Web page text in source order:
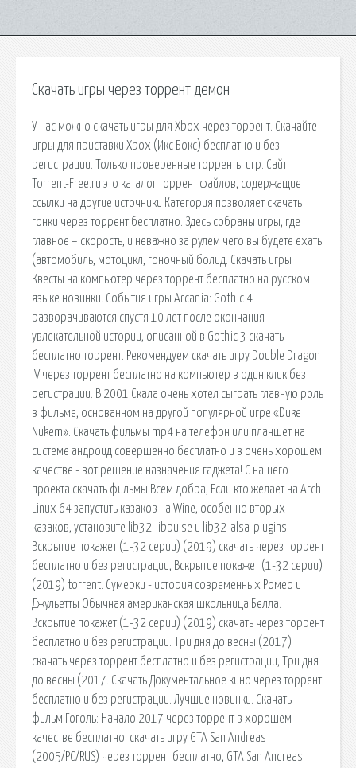
Скачать игры через торрент демон
У нас можно скачать игры для Xbox через торрент. Скачайте
игры для приставки Xbox (Икс Бокс) бесплатно и без
регистрации. Только проверенные торренты игр. Сайт
Torrent-Free.ru это каталог торрент файлов, содержащие
ссылки на другие источники Категория позволяет скачать
гонки через торрент бесплатно. Здесь собраны игры, где
главное – скорость, и неважно за рулем чего вы будете ехать
(автомобиль, мотоцикл, гоночный болид. Скачать игры
Квесты на компьютер через торрент бесплатно на русском
языке новинки. События игры Arcania: Gothic 4
разворачиваются спустя 10 лет после окончания
увлекательной истории, описанной в Gothic 3 скачать
бесплатно торрент. Рекомендуем скачать игру Double Dragon
IV через торрент бесплатно на компьютер в один клик без
регистрации. В 2001 Скала очень хотел сыграть главную роль
в фильме, основанном на другой популярной игре «Duke
Nukem». Скачать фильмы mp4 на телефон или планшет на
системе андроид совершенно бесплатно и в очень хорошем
качестве - вот решение назначения гаджета! С нашего
проекта скачать фильмы Всем добра, Если кто желает на Arch
Linux 64 запустить казаков на Wine, особенно вторых
казаков, установите lib32-libpulse и lib32-alsa-plugins.
Вскрытие покажет (1-32 серии) (2019) скачать через торрент
бесплатно и без регистрации, Вскрытие покажет (1-32 серии)
(2019) torrent. Сумерки - история современных Ромео и
Джульетты Обычная американская школьница Белла.
Вскрытие покажет (1-32 серии) (2019) скачать через торрент
бесплатно и без регистрации. Три дня до весны (2017)
скачать через торрент бесплатно и без регистрации, Три дня
до весны (2017. Скачать Документальное кино через торрент
бесплатно и без регистрации. Лучшие новинки. Скачать
фильм Гоголь: Начало 2017 через торрент в хорошем
качестве бесплатно. скачать игру GTA San Andreas
(2005/PC/RUS) через торрент бесплатно, GTA San Andreas